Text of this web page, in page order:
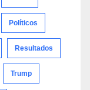
Políticos
Resultados
Trump